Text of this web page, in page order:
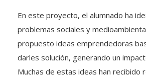
En este proyecto, el alumnado ha
problemas sociales y
propuesto ideas emprendedoras
darles solución, generando un
Muchas de estas ideas han recibido